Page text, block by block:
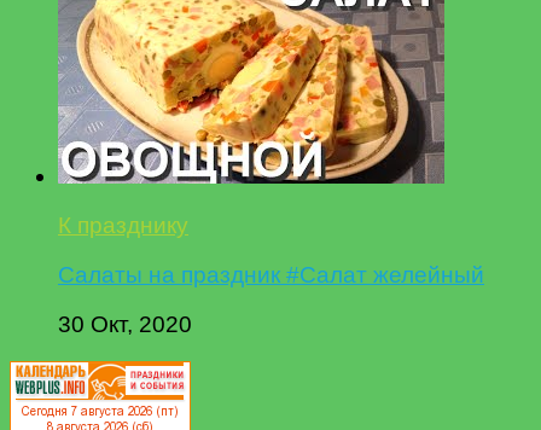
К празднику
Салаты на праздник #Салат желейный
30 Окт, 2020